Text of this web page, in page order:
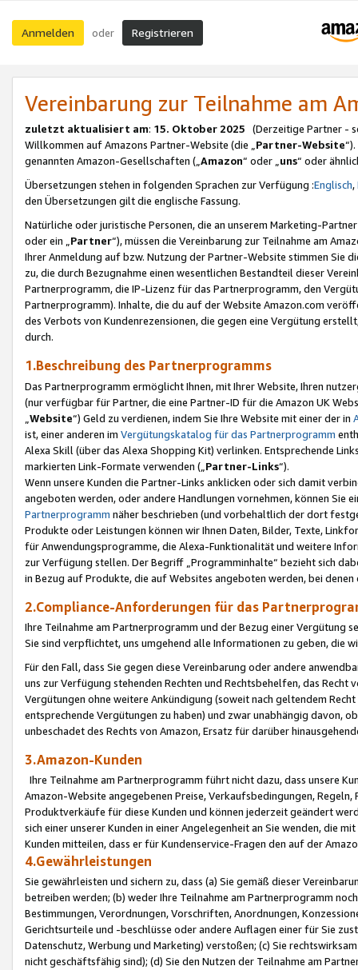
Anmelden oder Registrieren
Vereinbarung zur Teilnahme am
zuletzt aktualisiert am: 15. Oktober 2025 (Derzeitige Partner -
Willkommen auf Amazons Partner-Website (die „Partner-Website
genannten Amazon-Gesellschaften („Amazon“ oder „uns“ oder
Übersetzungen stehen in folgenden Sprachen zur Verfügung :Englisch,
den Übersetzungen gilt die englische Fassung.
Natürliche oder juristische Personen, die an unserem Marketing-
oder ein „Partner“), müssen die Vereinbarung zur Teilnahme am
Ihrer Anmeldung auf bzw. Nutzung der Partner-Website stimmen Sie
zu, die durch Bezugnahme einen wesentlichen Bestandteil dieser
Partnerprogramm, die IP-Lizenz für das Partnerprogramm, den
Partnerprogramm). Inhalte, die du auf der Website Amazon.com
des Verbots von Kundenrezensionen, die gegen eine Vergütung
durch.
1.Beschreibung des Partnerprogramms
Das Partnerprogramm ermöglicht Ihnen, mit Ihrer Website, Ihren
(nur verfügbar für Partner, die eine Partner-ID für die Amazon UK
Website“) Geld zu verdienen, indem Sie Ihre Website mit einer der in
ist, einer anderen im Vergütungskatalog für das Partnerprogramm
Alexa Skill (über das Alexa Shopping Kit) verlinken. Entsprechende
markierten Link-Formate verwenden („ Partner-Links“).
Wenn unsere Kunden die Partner-Links anklicken oder sich damit
angeboten werden, oder andere Handlungen vornehmen, können Sie
Partnerprogramm näher beschrieben (und vorbehaltlich der dort
Produkte oder Leistungen können wir Ihnen Daten, Bilder, Texte,
für Anwendungsprogramme, die Alexa-Funktionalität und weitere
zur Verfügung stellen. Der Begriff „Programminhalte“ bezieht sich
in Bezug auf Produkte, die auf Websites angeboten werden, bei
2.Compliance-Anforderungen für das
Ihre Teilnahme am Partnerprogramm und der Bezug einer Vergütung
Sie sind verpflichtet, uns umgehend alle Informationen zu geben, die
Für den Fall, dass Sie gegen diese Vereinbarung oder andere
uns zur Verfügung stehenden Rechten und Rechtsbehelfen, das
Vergütungen ohne weitere Ankündigung (soweit nach geltendem
entsprechende Vergütungen zu haben) und zwar unabhängig davon,
unbeschadet des Rechts von Amazon, Ersatz für darüber
3.Amazon-Kunden
Ihre Teilnahme am Partnerprogramm führt nicht dazu, dass unsere
Amazon-Website angegebenen Preise, Verkaufsbedingungen,
Produktverkäufe für diese Kunden und können jederzeit geändert
sich einer unserer Kunden in einer Angelegenheit an Sie wenden, die
Kunden mitteilen, dass er für Kundenservice-Fragen den auf der
4.Gewährleistungen
Sie gewährleisten und sichern zu, dass (a) Sie gemäß dieser
betreiben werden; (b) weder Ihre Teilnahme am Partnerprogramm
Bestimmungen, Verordnungen, Vorschriften, Anordnungen,
Gerichtsurteile und -beschlüsse oder andere Auflagen einer für Sie
Datenschutz, Werbung und Marketing) verstoßen; (c) Sie
nicht geschäftsfähig sind); (d) Sie den Nutzen der Teilnahme am